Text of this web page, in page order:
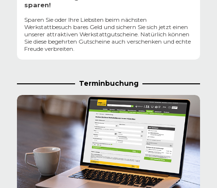
sparen!
Sparen Sie oder Ihre Liebsten beim nächsten
Werkstattbesuch bares Geld und sichern Sie sich jetzt einen
unserer attraktiven Werkstattgutscheine. Natürlich können
Sie diese begehrten Gutscheine auch verschenken und echte
Freude verbreiten.
Terminbuchung